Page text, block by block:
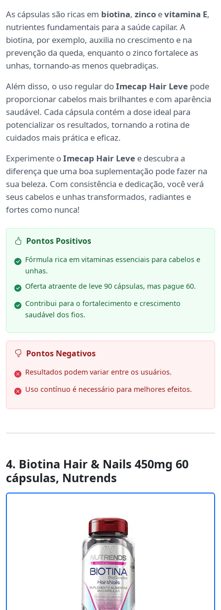
As cápsulas são ricas em biotina, zinco evitamina E,
nutrientes fundamentais para a saúde capilar. A
biotina, por exemplo, auxilia no crescimento e na
prevenção da queda, enquanto o zinco fortalece as
unhas, tornando-as menos quebradiças.
Além disso, o uso regular doImecap Hair Leve pode
proporcionar cabelos mais brilhantes e com aparência
saudável. Cada cápsula contém a dose ideal para
potencializar os resultados, tornando a rotina de
cuidados mais prática e eficaz.
Experimente oImecap Hair Leve e descubra a
diferença que uma boa suplementação pode fazer na
sua beleza. Com consistência e dedicação, você verá
seus cabelos e unhas transformados, radiantes e
fortes como nunca!
Pontos Positivos
Fórmula rica em vitaminas essenciais para cabelos e
unhas.
Oferta atraente de leve 90 cápsulas, mas pague 60.
Contribui para o fortalecimento e crescimento
saudável dos fios.
Pontos Negativos
Resultados podem variar entre os usuários.
Uso contínuo é necessário para melhores efeitos.
4. Biotina Hair & Nails 450mg 60
cápsulas, Nutrends